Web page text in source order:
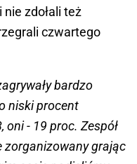
zdołali też
czwartego
bardzo
niski procent
oni - 19 proc. Zespół
zorganizowany grając